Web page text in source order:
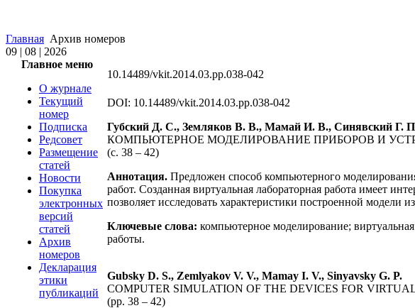
Главная Архив номеров
09 | 08 | 2026
Главное меню
О журнале
Текущий
номер
Подписка
Редсовет
Размещение
статей
Новости
Покупка
электронных
версий
статей
Архив
номеров
Декларация
этики
публикаций
10.14489/vkit.2014.03.pp.038-042
DOI: 10.14489/vkit.2014.03.pp.038-042
Губский Д. С., Земляков В. В., Мамай И. В., Синявский Г.
КОМПЬЮТЕРНОЕ МОДЕЛИРОВАНИЕ ПРИБОРОВ И
(с. 38 – 42)
Аннотация. Предложен способ компьютерного
работ. Созданная виртуальная лабораторная работа имеет
позволяет исследовать характеристики построенной модели
Ключевые слова: компьютерное моделирование;
работы.
Gubsky D. S., Zemlyakov V. V., Mamay I. V., Sinyavsky G. P.
COMPUTER SIMULATION OF THE DEVICES FOR
(pp. 38 – 42)